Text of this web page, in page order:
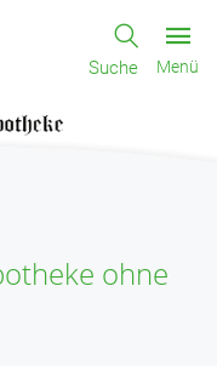
Suche Menü
ohne